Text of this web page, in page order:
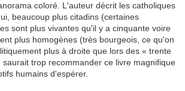
coloré. L'auteur décrit les catholiques
beaucoup plus citadins (certaines
sont plus vivantes qu'il y a cinquante voire
plus homogènes (très bourgeois, ce qu'on
plus à droite que lors des « trente
trop recommander ce livre magnifique
humains d'espérer.